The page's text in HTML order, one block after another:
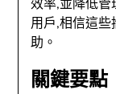
效率,並降低
用戶,相信這
助。
關鍵要點